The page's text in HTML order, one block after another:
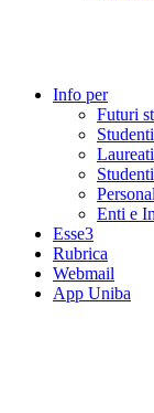
Info per
Futuri
Laureati
Enti e
Esse3
Rubrica
Webmail
App Uniba